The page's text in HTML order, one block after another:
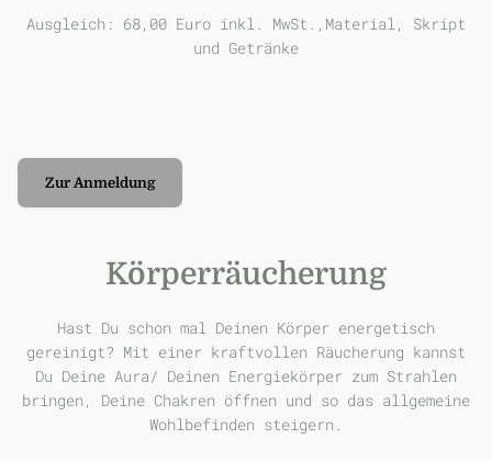
Ausgleich: 68,00 Euro inkl. MwSt.,Material, Skript
und Getränke
Zur Anmeldung
Körperräucherung
Hast Du schon mal Deinen Körper energetisch
gereinigt? Mit einer kraftvollen Räucherung kannst
Du Deine Aura/ Deinen Energiekörper zum Strahlen
bringen, Deine Chakren öffnen und so das allgemeine
Wohlbefinden steigern.